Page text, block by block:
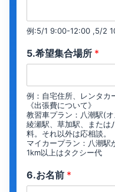
例:5/1 9:00-12:00 ,5/2
5.希望集合場所 *
例：自宅住所、レンタカ
《出張費について》
教習車プラン：八潮駅(
綾瀬駅、草加駅、または
料。それ以外は応相談。
マイカープラン：八潮駅
1km以上はタクシー代
6.お名前 *